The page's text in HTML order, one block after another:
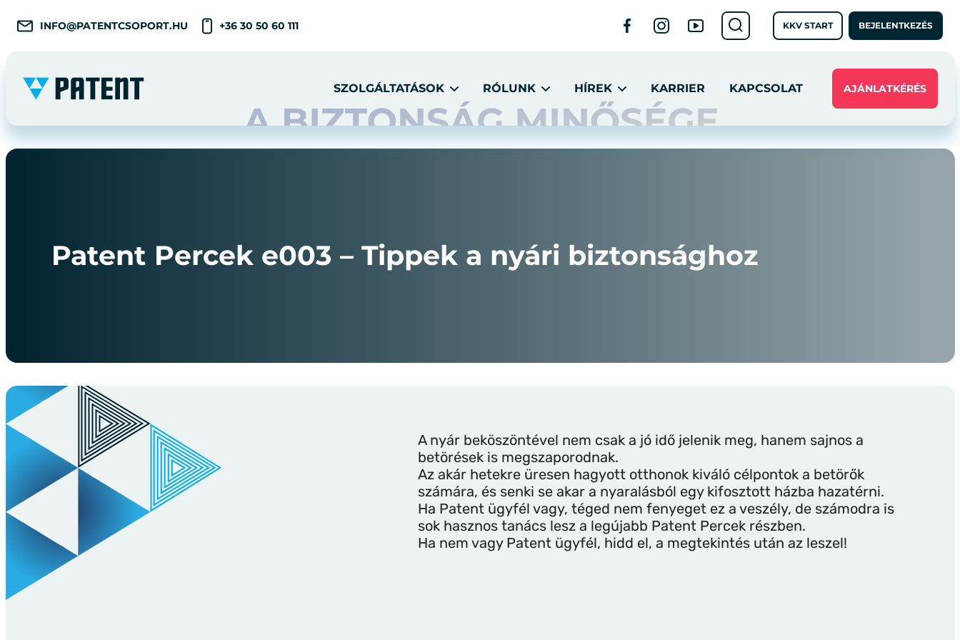
INFO@PATENTCSOPORT.HU +36 30 50 60 111 KKV START BEJELENTKEZÉS
SZOLGÁLTATÁSOK RÓLUNK HÍREK KARRIER KAPCSOLAT AJÁNLATKÉRÉS
Patent Percek e003 – Tippek a nyári biztonsághoz
A nyár beköszöntével nem csak a jó idő jelenik meg, hanem sajnos a
betörések is megszaporodnak.
Az akár hetekre üresen hagyott otthonok kiváló célpontok a betörők
számára, és senki se akar a nyaralásból egy kifosztott házba hazatérni.
Ha Patent ügyfél vagy, téged nem fenyeget ez a veszély, de számodra is
sok hasznos tanács lesz a legújabb Patent Percek részben.
Ha nem vagy Patent ügyfél, hidd el, a megtekintés után az leszel!